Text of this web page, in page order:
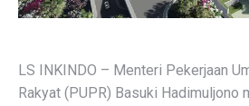
LS INKINDO – Menteri Pekerjaan
Rakyat (PUPR) Basuki Hadimuljono